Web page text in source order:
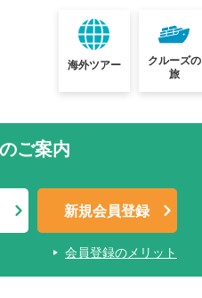
海外ツアー
クルーズの
旅
ご案内
新規会員登録
会員登録のメリット